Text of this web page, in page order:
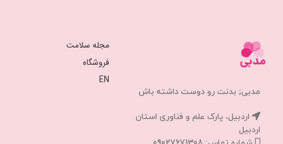
مدبی; بدنت رو دوست داشته باش
اردبیل، پارک علم و فناوری استان
اردبیل
مجله سلامت
فروشگاه
EN